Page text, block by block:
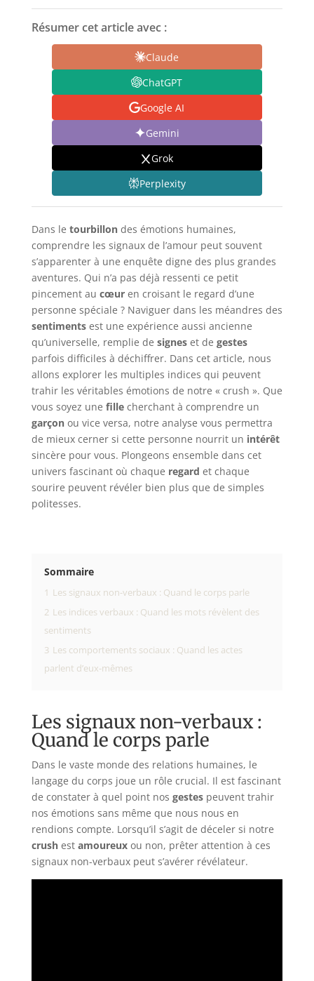
Résumer cet article avec :
Claude
ChatGPT
Google AI
Gemini
Grok
Perplexity
Dans le tourbillondes émotions humaines,
comprendre les signaux de l’amour peut souvent
s’apparenter à une enquête digne des plus grandes
aventures. Qui n’a pas déjà ressenti ce petit
pincement au cœuren croisant le regard d’une
personne spéciale ? Naviguer dans les méandres des
sentimentsest une expérience aussi ancienne
qu’universelle, remplie de signeset de gestes
parfois difficiles à déchiffrer. Dans cet article, nous
allons explorer les multiples indices qui peuvent
trahir les véritables émotions de notre « crush ». Que
vous soyez une fillecherchant à comprendre un
garçonou vice versa, notre analyse vous permettra
de mieux cerner si cette personne nourrit un intérêt
sincère pour vous. Plongeons ensemble dans cet
univers fascinant où chaque regard et chaque
sourire peuvent révéler bien plus que de simples
politesses.
Sommaire
1 Les signaux non-verbaux : Quand le corps parle
2 Les indices verbaux : Quand les mots révèlent des
sentiments
3 Les comportements sociaux : Quand les actes
parlent d’eux-mêmes
Les signaux non-verbaux :
Quand le corps parle
Dans le vaste monde des relations humaines, le
langage du corps joue un rôle crucial. Il est fascinant
de constater à quel point nos gestespeuvent trahir
nos émotions sans même que nous nous en
rendions compte. Lorsqu’il s’agit de déceler si notre
crushest amoureuxou non, prêter attention à ces
signaux non-verbaux peut s’avérer révélateur.